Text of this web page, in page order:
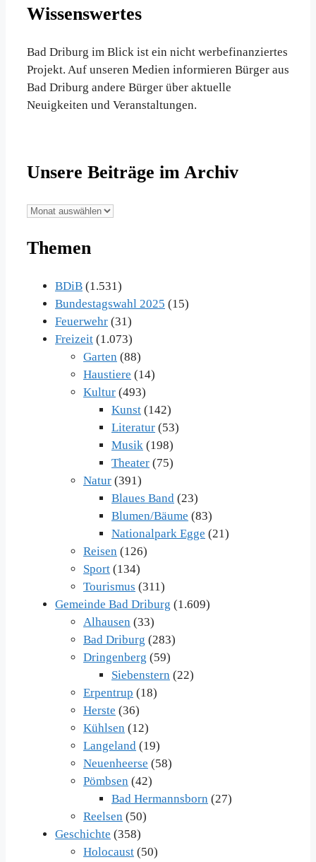
Wissenswertes
Bad Driburg im Blick ist ein nicht werbefinanziertes
Projekt. Auf unseren Medien informieren Bürger aus
Bad Driburg andere Bürger über aktuelle
Neuigkeiten und Veranstaltungen.
Unsere Beiträge im Archiv
Unsere
im
Themen
BDiB (1.531)
Bundestagswahl 2025 (15)
Feuerwehr (31)
Freizeit (1.073)
Garten (88)
Haustiere (14)
Kultur (493)
Kunst (142)
Literatur (53)
Musik (198)
Theater (75)
Natur (391)
Blaues Band (23)
Blumen/Bäume (83)
Nationalpark Egge (21)
Reisen (126)
Sport (134)
Tourismus (311)
Gemeinde Bad Driburg (1.609)
Alhausen (33)
Bad Driburg (283)
Dringenberg (59)
Siebenstern (22)
Erpentrup (18)
Herste (36)
Kühlsen (12)
Langeland (19)
Neuenheerse (58)
Pömbsen (42)
Bad Hermannsborn (27)
Reelsen (50)
Geschichte (358)
Holocaust (50)